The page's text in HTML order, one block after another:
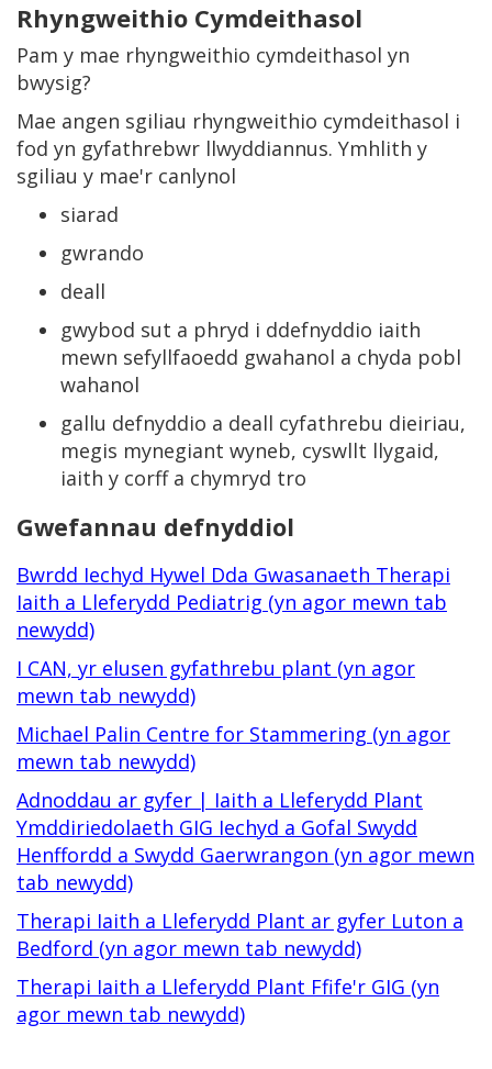
Rhyngweithio Cymdeithasol
Pam y mae rhyngweithio cymdeithasol yn
bwysig?
Mae angen sgiliau rhyngweithio cymdeithasol i
fod yn gyfathrebwr llwyddiannus. Ymhlith y
sgiliau y mae'r canlynol
siarad
gwrando
deall
gwybod sut a phryd i ddefnyddio iaith
mewn sefyllfaoedd gwahanol a chyda pobl
wahanol
gallu defnyddio a deall cyfathrebu dieiriau,
megis mynegiant wyneb, cyswllt llygaid,
iaith y corff a chymryd tro
Gwefannau defnyddiol
Bwrdd Iechyd Hywel Dda Gwasanaeth Therapi
Iaith a Lleferydd Pediatrig (yn agor mewn tab
newydd)
I CAN, yr elusen gyfathrebu plant (yn agor
mewn tab newydd)
Michael Palin Centre for Stammering (yn agor
mewn tab newydd)
Adnoddau ar gyfer | Iaith a Lleferydd Plant
Ymddiriedolaeth GIG Iechyd a Gofal Swydd
Henffordd a Swydd Gaerwrangon (yn agor mewn
tab newydd)
Therapi Iaith a Lleferydd Plant ar gyfer Luton a
Bedford (yn agor mewn tab newydd)
Therapi Iaith a Lleferydd Plant Ffife'r GIG (yn
agor mewn tab newydd)